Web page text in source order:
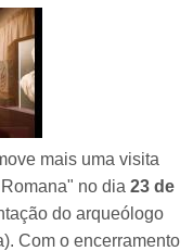
mais uma visita
no dia 23 de
do arqueólogo
Com o encerramento